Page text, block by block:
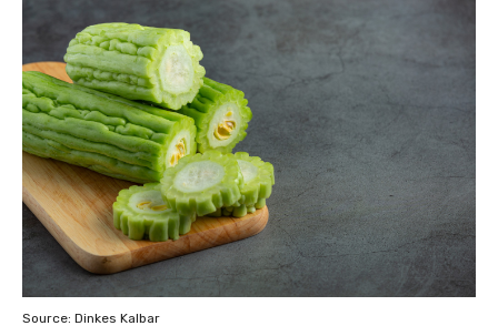
Source: Dinkes Kalbar